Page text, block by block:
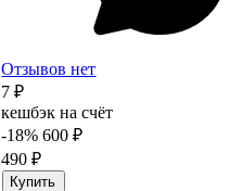
Отзывов нет
7 ₽
кешбэк на счёт
-18% 600 ₽
490 ₽
Купить